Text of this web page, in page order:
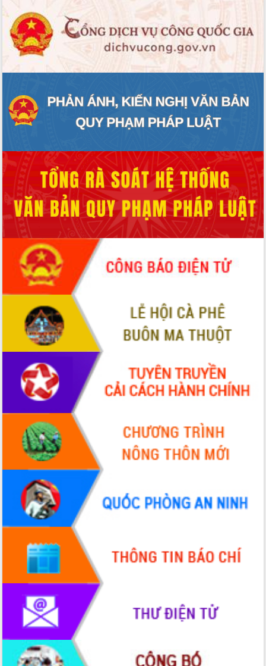
Thứ trưởng Bộ Y tế làm việc với tỉnh
Đắk Lắk về phát triển nhân lực y tế
cho trạm y tế cấp xã
Du lịch Đắk Lắk nâng tầm trải nghiệm
du khách thông qua Hệ thống cơ sở dữ
Tập huấn ứng dụng trí tuệ nhân tạo (AI)
trong thương mại điện tử năm 2026
Đoàn đại biểu Quốc hội tỉnh Đắk Lắk
nhất, Quốc hội khóa XVI
Quyết liệt cải cách hành chính, khơi
thông nguồn lực phát triển
Nâng cao hiệu lực, hiệu quả HĐND
tỉnh thông qua hiện đại hóa hành chính
Xã Ea Phê gắn cải cách hành chính với
chuyển đổi số
Phó Chủ tịch Thường trực UBND tỉnh
Hồ Thị Nguyên Thảo làm việc tại Trung
tâm Phục vụ hành chính công xã Ea
Xây dựng nền hành chính số đồng
hành cùng nông dân dân, doanh nghiệp
Giai đoạn 2026-2030, Đắk Lắk phấn
đấu có 77% xã đạt chuẩn nông thôn
Chuyển đổi số 'mở đường' cho nông
nghiệp Đắk Lắk tăng trưởng bứt phá
Triển khai đồng bộ đo đạc, lập hồ sơ
địa chính, hoàn thiện cơ sở dữ liệu đất
đai
Ứng dụng sinh trắc học - Bước tiến
trong hành trình chuyển đổi số tại Đắk
Đắk Lắk nâng cao hiệu quả công tác
Đảng từ Sổ tay đảng viên điện tử
Đắk Lắk đẩy mạnh nuôi biển công
nghệ, hướng tới phát triển thủy sản
bền vững
Tập huấn nâng cao năng lực triển khai
chuyển đổi số cho cán bộ, công chức
cấp xã
Đắk Lắk phát động hưởng ứng Ngày
Quyền của người tiêu dùng Việt Nam
2026
Đẩy mạnh cải cách hành chính, quyết
tâm đạt được mục tiêu tăng trưởng
hai con số trong năm 2026
Tổ chức trang trọng Lễ hội Đền thờ
Lương Văn Chánh năm 2026